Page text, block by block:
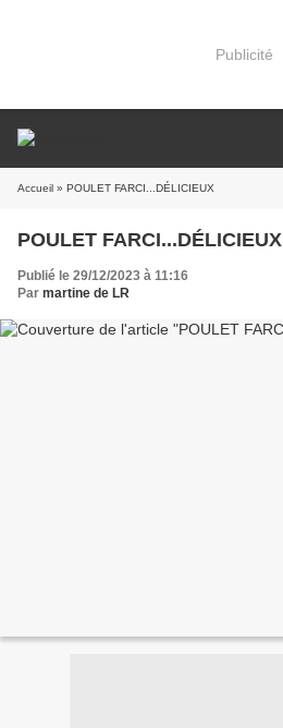
Publicité
Accueil » POULET FARCI...DÉLICIEUX
POULET FARCI...DÉLICIEUX
Publié le 29/12/2023 à 11:16
Par martine de LR